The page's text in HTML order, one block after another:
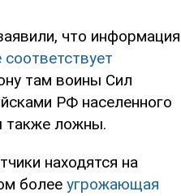
что информация
соответствует
там воины Сил
РФ населенного
также ложны.
находятся на
более угрожающая